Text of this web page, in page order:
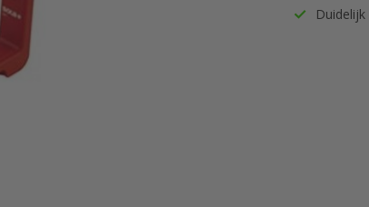
Duidelijk